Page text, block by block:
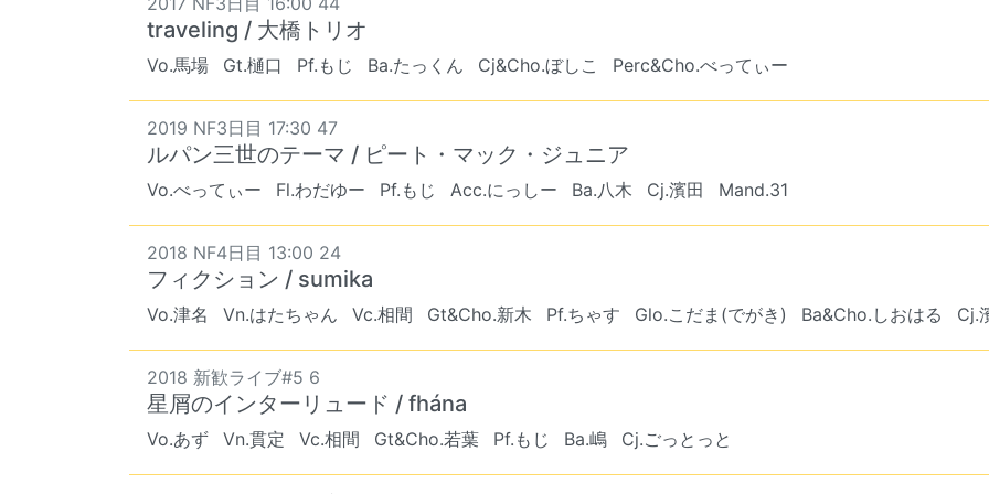
traveling / 大橋トリオ
Vo.馬場 Gt.樋口 Pf.もじ Ba.たっくん Cj&Cho.ぼしこ Perc&Cho.べってぃー
2019 NF3日目 17:30 47
ルパン三世のテーマ / ピート・マック・ジュニア
Vo.べってぃー Fl.わだゆー Pf.もじ Acc.にっしー Ba.八木 Cj.濱田 Mand.31
2018 NF4日目 13:00 24
フィクション / sumika
Vo.津名 Vn.はたちゃん Vc.相間 Gt&Cho.新木 Pf.ちゃす Glo.こだま(でがき) Ba&Cho.しおはる Cj.
2018 新歓ライブ#5 6
星屑のインターリュード / fhána
Vo.あず Vn.貫定 Vc.相間 Gt&Cho.若葉 Pf.もじ Ba.嶋 Cj.ごっとっと